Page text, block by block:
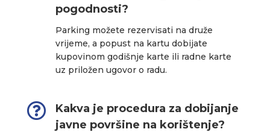
pogodnosti?
Parking možete rezervisati na druže
vrijeme, a popust na kartu dobijate
kupovinom godišnje karte ili radne karte
uz priložen ugovor o radu.

Kakva je procedura za dobijanje
javne površine na korištenje?